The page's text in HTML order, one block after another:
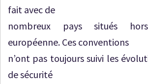
fait avec de
nombreux pays situés
européenne. Ces conventions
n’ont pas toujours suivi les
de sécurité